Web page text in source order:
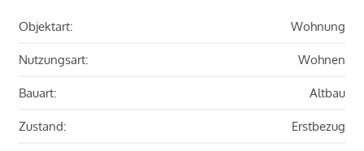
Objektart: Wohnung
Nutzungsart: Wohnen
Bauart: Altbau
Zustand: Erstbezug